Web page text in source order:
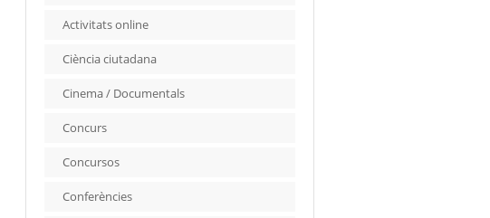
Activitats online
Ciència ciutadana
Cinema / Documentals
Concurs
Concursos
Conferències